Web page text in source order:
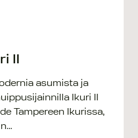
II
asumista ja
Ikuri II
Tampereen Ikurissa,